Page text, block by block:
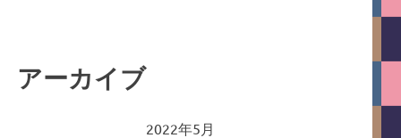
アーカイブ
2022年5月